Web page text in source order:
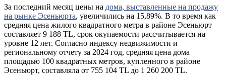
За последний месяц цены на дома, выставленные на продажу
на рынке Эсеньюрта, увеличились на 15,89%. В то время как
средняя цена жилого квадратного метра в районе Эсеньюрт
составляет 9 188 TL, срок окупаемости рассчитывается на
уровне 12 лет. Согласно индексу недвижимости и
региональному отчету за 2024 год, средняя цена дома
площадью 100 квадратных метров, купленного в районе
Эсеньюрт, составляла от 755 104 TL до 1 260 200 TL.